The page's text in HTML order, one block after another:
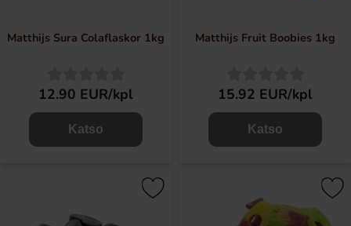
Matthijs Sura Colaflaskor 1kg
12.90 EUR/kpl
Katso
Matthijs Fruit Boobies 1kg
15.92 EUR/kpl
Katso